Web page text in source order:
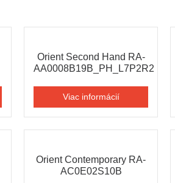
Orient Second Hand RA-
AA0008B19B_PH_L7P2R2
Viac informácií
Orient Contemporary RA-
AC0E02S10В